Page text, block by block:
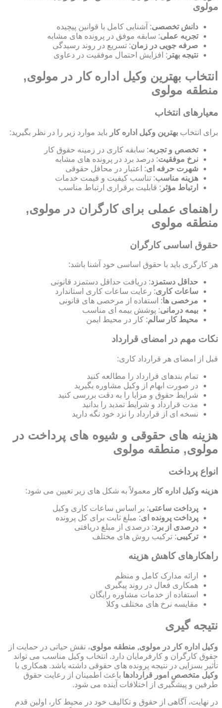
مولوی
دانش تخصصی: آشنایی کامل با قوانین پیچیده
تجربه عملی: سابقه موفق در پرونده های مشابه
صرفه جویی در زمان: تسریع در روند رسیدگی
نتیجه بهتر : افزایش احتمال موفقیت در دعاوی
انتخاب بهترین وکیل اداره کار در مولوی,
منطقه مولوی
معیارهای انتخاب
برای انتخاب بهترین وکیل اداره کار باید موارد زیر را در نظر بگیرید:
تخصص و تجربه: سابقه کاری در زمینه حقوق کار
نرخ موفقیت: درصد برد در پرونده های مشابه
شهرت حرفه ای: اعتبار در محافل حقوقی
هزینه مناسب: تناسب کیفیت و قیمت خدمات
ارتباط مؤثر : قابلیت برقراری ارتباط مناسب
راهنمای عملی برای کارگران در مولوی,
منطقه مولوی
حقوق اساسی کارگران
هر کارگری باید با حقوق اساسی خود آشنا باشد:
حداقل دستمزد: دریافت حداقل دستمزد قانونی
ساعات کاری: رعایت ساعات کاری استاندارد
مرخصی ها: استفاده از مرخصی های قانونی
بیمه درمانی: پوشش بیمه ای مناسب
محیط کار سالم: کار در محیط ایمن
نکات مهم در امضای قرارداد
قبل از امضای هر قرارداد کاری:
تمام بندهای قرارداد را مطالعه کنید
در صورت ابهام از وکیل مشاوره بگیرید
شرایط حقوق و مزایا را به دقت بررسی کنید
مدت قرارداد و شرایط تمدید را بدانید
نسخه ای از قرارداد را نزد خود نگه دارید
هزینه های حقوقی و شیوه های پرداخت در
مولوی, منطقه مولوی
انواع پرداخت
هزینه وکیل اداره کار معمولاً به شکل های زیر تعیین می شود:
پرداخت ساعتی: بر اساس ساعات کاری وکیل
پرداخت پرونده ای: مبلغ ثابت برای کل پرونده
درصدی از برد: درصدی از مبلغ دریافتی
ترکیبی: ترکیب روش های مختلف
راهکارهای کاهش هزینه
ارائه مدارک کامل و منظم
همکاری فعال در روند پیگیری
استفاده از خدمات مشاوره رایگان
مقایسه نرخ های مختلف وکلا
نتیجه گیری
وکیل اداره کار در مولوی, منطقه مولوی، نقش حیاتی در حمایت از
حقوق کارگران و کارفرمایان دارد. انتخاب وکیل مناسب می تواند
تأثیر بسزایی در نتیجه پرونده های حقوقی داشته باشد. همکاری با
وکیل متخصص امور قراردادها باعث اطمینان از رعایت حقوق
طرفین و پیشگیری از اختلافات آینده می شود.
در نهایت، آگاهی از حقوق و تکالیف خود در محیط کار، اولین قدم